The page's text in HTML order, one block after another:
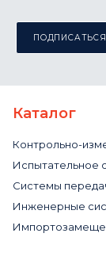
Каталог
Контрольно-
Испытательное
Системы
Инженерные